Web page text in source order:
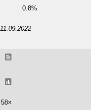
0.8%
11.09.2022
58×